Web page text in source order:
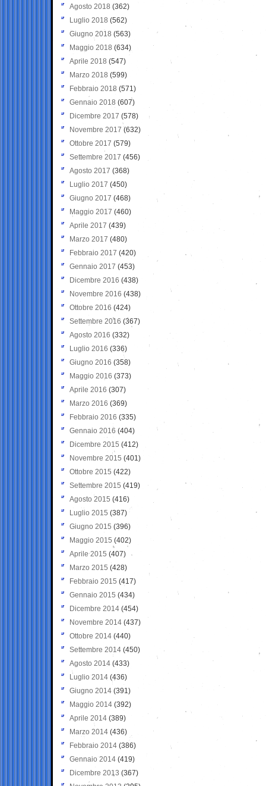
Agosto 2018 (362)
Luglio 2018 (562)
Giugno 2018 (563)
Maggio 2018 (634)
Aprile 2018 (547)
Marzo 2018 (599)
Febbraio 2018 (571)
Gennaio 2018 (607)
Dicembre 2017 (578)
Novembre 2017 (632)
Ottobre 2017 (579)
Settembre 2017 (456)
Agosto 2017 (368)
Luglio 2017 (450)
Giugno 2017 (468)
Maggio 2017 (460)
Aprile 2017 (439)
Marzo 2017 (480)
Febbraio 2017 (420)
Gennaio 2017 (453)
Dicembre 2016 (438)
Novembre 2016 (438)
Ottobre 2016 (424)
Settembre 2016 (367)
Agosto 2016 (332)
Luglio 2016 (336)
Giugno 2016 (358)
Maggio 2016 (373)
Aprile 2016 (307)
Marzo 2016 (369)
Febbraio 2016 (335)
Gennaio 2016 (404)
Dicembre 2015 (412)
Novembre 2015 (401)
Ottobre 2015 (422)
Settembre 2015 (419)
Agosto 2015 (416)
Luglio 2015 (387)
Giugno 2015 (396)
Maggio 2015 (402)
Aprile 2015 (407)
Marzo 2015 (428)
Febbraio 2015 (417)
Gennaio 2015 (434)
Dicembre 2014 (454)
Novembre 2014 (437)
Ottobre 2014 (440)
Settembre 2014 (450)
Agosto 2014 (433)
Luglio 2014 (436)
Giugno 2014 (391)
Maggio 2014 (392)
Aprile 2014 (389)
Marzo 2014 (436)
Febbraio 2014 (386)
Gennaio 2014 (419)
Dicembre 2013 (367)